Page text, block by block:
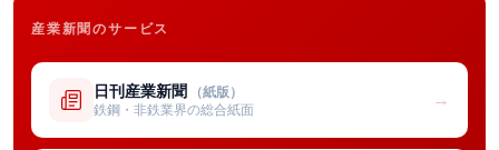
産業新聞のサービス
日刊産業新聞 （紙版）
鉄鋼・非鉄業界の総合紙面
→